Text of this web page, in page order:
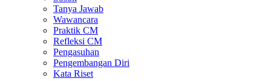
Tanya Jawab
Wawancara
Praktik CM
Refleksi CM
Pengasuhan
Pengembangan Diri
Kata Riset